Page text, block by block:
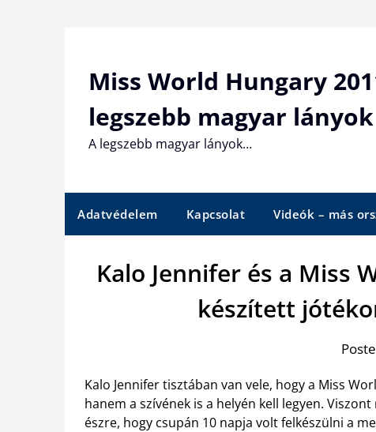
Miss World Hungary
legszebb magyar lányok
A legszebb magyar lányok…
Adatvédelem Kapcsolat Videók – más
Kalo Jennifer és a Miss
készített
Kalo Jennifer tisztában van vele, hogy a Miss
hanem a szívének is a helyén kell legyen.
észre, hogy csupán 10 napja volt felkészülni a